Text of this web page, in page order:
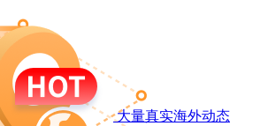
大量真实海外动态